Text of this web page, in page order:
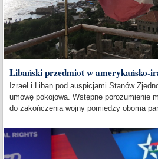
Libański przedmiot w amerykańsko-
Izrael i Liban pod auspicjami Stanów
umowę pokojową. Wstępne porozumienie
do zakończenia wojny pomiędzy oboma